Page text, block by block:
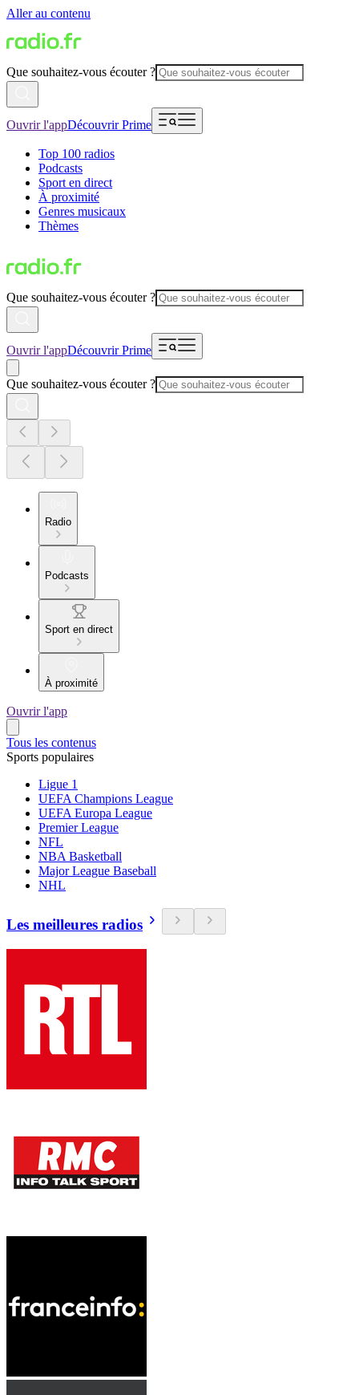
Aller au contenu
Que souhaitez-vous écouter ?
Ouvrir l'appDécouvrir Prime
Top 100 radios
Podcasts
Sport en direct
À proximité
Genres musicaux
Thèmes
Que souhaitez-vous écouter ?
Ouvrir l'appDécouvrir Prime
Que souhaitez-vous écouter ?
Radio
Podcasts
Sport en direct
À proximité
Ouvrir l'app
Tous les contenus
Sports populaires
Ligue 1
UEFA Champions League
UEFA Europa League
Premier League
NFL
NBA Basketball
Major League Baseball
NHL
Les meilleures radios